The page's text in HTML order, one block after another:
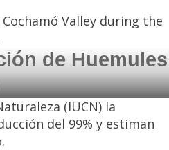
Valley during the
de Huemules
(IUCN) la
del 99% y estiman